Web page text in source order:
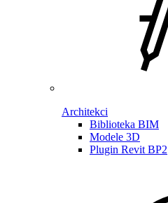
Architekci
Biblioteka BIM
Modele 3D
Plugin Revit BP2